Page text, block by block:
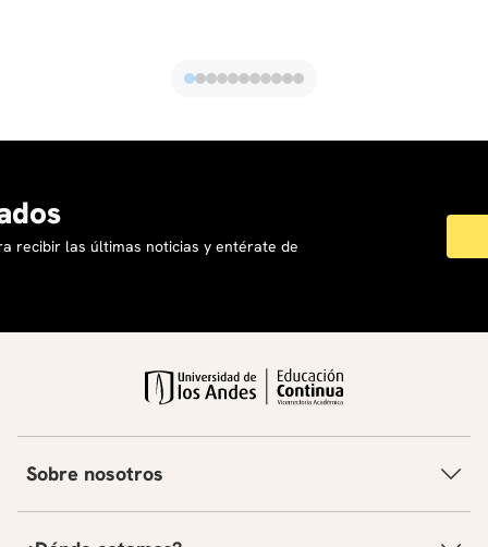
recibir las últimas noticias y entérate de
Sobre nosotros